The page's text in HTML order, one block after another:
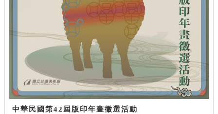
中華民國第42屆版印年畫徵選活動